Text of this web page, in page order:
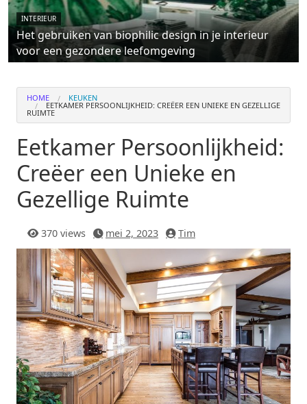
INTERIEUR
Het gebruiken van biophilic design in je interieur
voor een gezondere leefomgeving
HOME KEUKEN
EETKAMER PERSOONLIJKHEID: CREËER EEN UNIEKE EN GEZELLIGE
RUIMTE
Eetkamer Persoonlijkheid:
Creëer een Unieke en
Gezellige Ruimte
370 views mei 2, 2023 Tim